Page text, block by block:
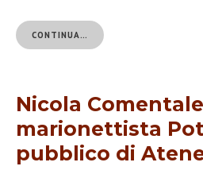
CONTINUA…
Nicola
marionettista
pubblico di